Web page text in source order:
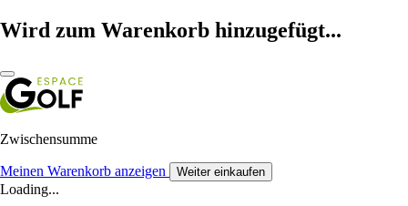
Wird zum Warenkorb hinzugefügt...
Zwischensumme
Meinen Warenkorb anzeigen Weiter einkaufen
Loading...